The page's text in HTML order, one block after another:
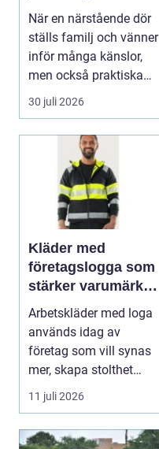
formas
När en närstående dör
ställs familj och vänner
inför många känslor,
men också praktiska
beslut. En b...
30 juli 2026
Kläder med
företagslogga som
stärker varumärket
varje dag
Arbetskläder med loga
används idag av
företag som vill synas
mer, skapa stolthet
inte...
11 juli 2026